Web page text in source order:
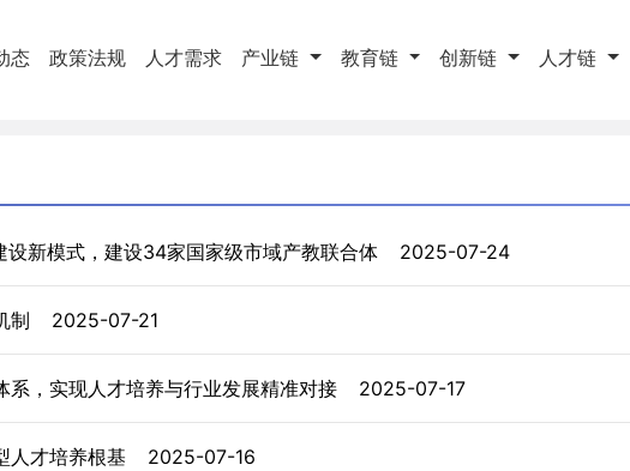
态 政策法规 人才需求 产业链 教育链 创新链 人才链
新模式，建设34家国家级市域产教联合体 2025-07-24
制 2025-07-21
，实现人才培养与行业发展精准对接 2025-07-17
人才培养根基 2025-07-16